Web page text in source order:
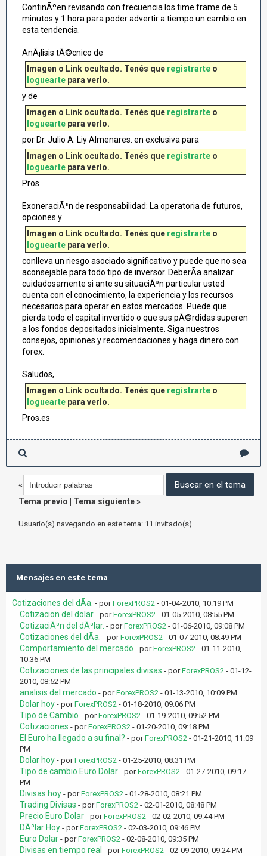
ContinÃºen revisando con frecuencia los time frame de 5
minutos y 1 hora para poder advertir a tiempo un cambio en
esta tendencia.
AnÃ¡lisis tÃ©cnico de
Imagen o Link ocultado. Tenés que registrarte o
loguearte para verlo.
y de
Imagen o Link ocultado. Tenés que registrarte o
loguearte para verlo.
por Dr. Julio A. Liy Almenares. en exclusiva para
Imagen o Link ocultado. Tenés que registrarte o
loguearte para verlo.
Pros
ExoneraciÃ³n de responsabilidad: La operatoria de futuros,
opciones y
Imagen o Link ocultado. Tenés que registrarte o
loguearte para verlo.
conlleva un riesgo asociado significativo y puede que no sea
aconsejable para todo tipo de inversor. DeberÃ­a analizar
cuidadosamente si ante su situaciÃ³n particular usted
cuenta con el conocimiento, la experiencia y los recursos
necesarios para operar en estos mercados. Puede que
pierda todo el capital invertido o que sus pÃ©rdidas superen
a los fondos depositados inicialmente. Siga nuestros
consejos, opiniones y recomendaciones y haga dinero con
forex.
Saludos,
Imagen o Link ocultado. Tenés que registrarte o
loguearte para verlo.
Pros.es
«
Tema previo
Tema siguiente»
Usuario(s) navegando en este tema: 11 invitado(s)
Mensajes en este tema
Cotizaciones del dÃ­a. - porForexPROS2 - 01-04-2010, 10:19 PM
Cotizacion del dolar - porForexPROS2 - 01-05-2010, 08:55 PM
CotizaciÃ³n del dÃ³lar. - porForexPROS2 - 01-06-2010, 09:08 PM
Cotizaciones del dÃ­a. - porForexPROS2 - 01-07-2010, 08:49 PM
Comportamiento del mercado - porForexPROS2 - 01-11-2010,
10:36 PM
Cotizaciones de las principales divisas - porForexPROS2 - 01-12-
2010, 08:52 PM
analisis del mercado - porForexPROS2 - 01-13-2010, 10:09 PM
Dolar hoy - porForexPROS2 - 01-18-2010, 09:06 PM
Tipo de Cambio - porForexPROS2 - 01-19-2010, 09:52 PM
Cotizaciones - porForexPROS2 - 01-20-2010, 09:18 PM
El Euro ha llegado a su final? - porForexPROS2 - 01-21-2010, 11:09
PM
Dolar hoy - porForexPROS2 - 01-25-2010, 08:31 PM
Tipo de cambio Euro Dolar - porForexPROS2 - 01-27-2010, 09:17
PM
Divisas hoy - porForexPROS2 - 01-28-2010, 08:21 PM
Trading Divisas - porForexPROS2 - 02-01-2010, 08:48 PM
Precio Euro Dolar - porForexPROS2 - 02-02-2010, 09:44 PM
DÃ³lar Hoy - porForexPROS2 - 02-03-2010, 09:46 PM
Euro Dolar - porForexPROS2 - 02-08-2010, 09:35 PM
Divisas en tiempo real - porForexPROS2 - 02-09-2010, 09:24 PM